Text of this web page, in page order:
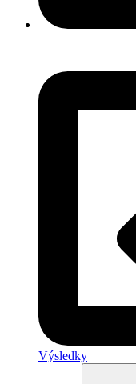
Výsledky